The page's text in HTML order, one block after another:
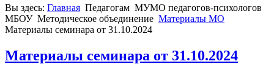
Вы здесь: Главная Педагогам МУМО педагогов-психологов
МБОУ Методическое объединение Материалы МО
Материалы семинара от 31.10.2024
Материалы семинара от 31.10.2024